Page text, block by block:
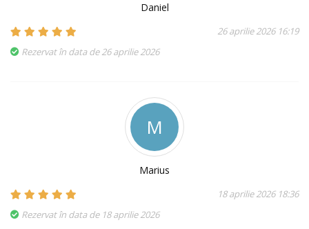
Daniel
26 aprilie 2026 16:19
Rezervat în data de 26 aprilie 2026
M
Marius
18 aprilie 2026 18:36
Rezervat în data de 18 aprilie 2026